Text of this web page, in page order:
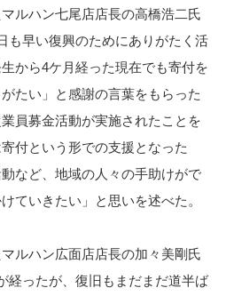
ルハン七尾店店長の高橋浩二氏
も早い復興のためにありがたく活
から4ケ月経った現在でも寄付を
たい」と感謝の言葉をもらった
員募金活動が実施されたことを
付という形での支援となった
など、地域の人々の手助けがで
ていきたい」と思いを述べた。
ルハン広面店店長の加々美剛氏
経ったが、復旧もまだまだ道半ば